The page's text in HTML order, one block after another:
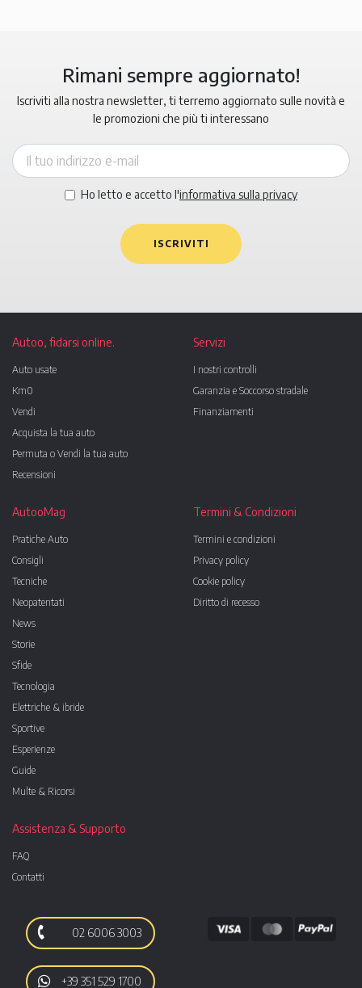
Rimani sempre aggiornato!
Iscriviti alla nostra newsletter, ti terremo aggiornato sulle novità e
le promozioni che più ti interessano
Ho letto e accetto l'informativa sulla privacy
ISCRIVITI
Autoo, fidarsi online.
Auto usate
Km0
Vendi
Acquista la tua auto
Permuta o Vendi la tua auto
Recensioni
Servizi
I nostri controlli
Garanzia e Soccorso stradale
Finanziamenti
AutooMag
Pratiche Auto
Consigli
Tecniche
Neopatentati
News
Storie
Sfide
Tecnologia
Elettriche & ibride
Sportive
Esperienze
Guide
Multe & Ricorsi
Termini & Condizioni
Termini e condizioni
Privacy policy
Cookie policy
Diritto di recesso
Assistenza & Supporto
FAQ
Contatti
02 6006 3003
+39 351 529 1700